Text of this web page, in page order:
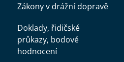
Zákony v drážní dopravě
Doklady, řidičské
průkazy, bodové
hodnocení